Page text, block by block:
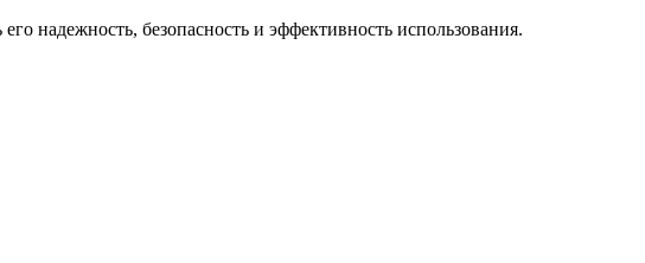
надежность, безопасность и эффективность использования.